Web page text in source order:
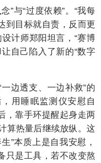
与“过度依赖”。“我每
到目标就自责，反而更
计师郑阳坦言，“赛博
自己陷入了新的“数字
边透支、一边补救”的
用睡眠监测仪安慰自
，靠手环提醒起身走两
算热量后继续放纵。这
”本质上是自我安慰，
只是工具，若不改变熬